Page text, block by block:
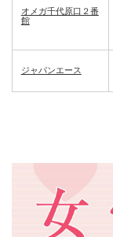
オメガ千代原口２番
館
ジャパンエース